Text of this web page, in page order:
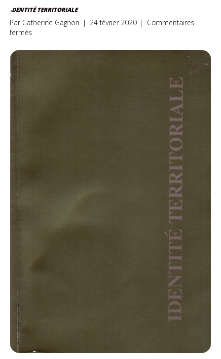
IDENTITÉ TERRITORIALE
Par Catherine Gagnon | 24 février 2020 | Commentaires
fermés
territoriale